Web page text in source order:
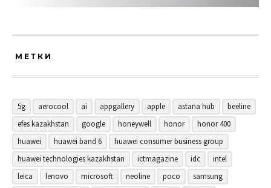
МЕТКИ
5g aerocool ai appgallery apple astana hub
beeline
efes kazakhstan
google honeywell honor
honor 400
huawei
huawei band 6
huawei consumer business group
huawei technologies kazakhstan
ictmagazine idc
intel
leica
lenovo microsoft neoline poco
samsung